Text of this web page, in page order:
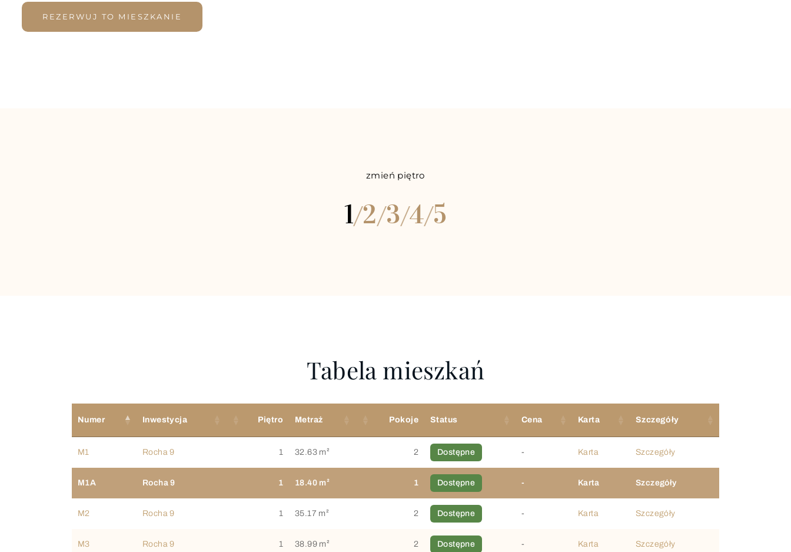
REZERWUJ TO MIESZKANIE
zmień piętro
1/2/3/4/5
Tabela mieszkań
Numer Inwestycja Piętro Metraż Pokoje Status Cena Karta Szczegóły
M1 Rocha 9 1 32.63 m² 2 Dostępne - Karta Szczegóły
M1A Rocha 9 1 18.40 m² 1 Dostępne - Karta Szczegóły
M2 Rocha 9 1 35.17 m² 2 Dostępne - Karta Szczegóły
M3 Rocha 9 1 38.99 m² 2 Dostępne - Karta Szczegóły